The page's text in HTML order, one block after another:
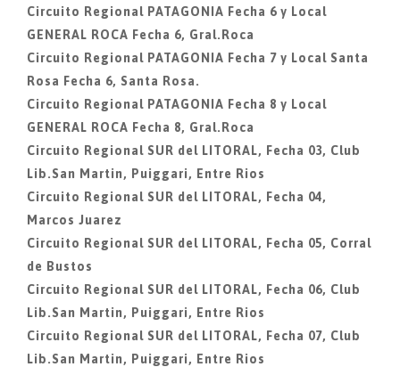
Circuito Regional PATAGONIA Fecha 6 y Local
GENERAL ROCA Fecha 6, Gral.Roca
Circuito Regional PATAGONIA Fecha 7 y Local Santa
Rosa Fecha 6, Santa Rosa.
Circuito Regional PATAGONIA Fecha 8 y Local
GENERAL ROCA Fecha 8, Gral.Roca
Circuito Regional SUR del LITORAL, Fecha 03, Club
Lib.San Martin, Puiggari, Entre Rios
Circuito Regional SUR del LITORAL, Fecha 04,
Marcos Juarez
Circuito Regional SUR del LITORAL, Fecha 05, Corral
de Bustos
Circuito Regional SUR del LITORAL, Fecha 06, Club
Lib.San Martin, Puiggari, Entre Rios
Circuito Regional SUR del LITORAL, Fecha 07, Club
Lib.San Martin, Puiggari, Entre Rios